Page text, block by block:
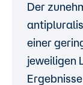
Der
einer
jeweiligen